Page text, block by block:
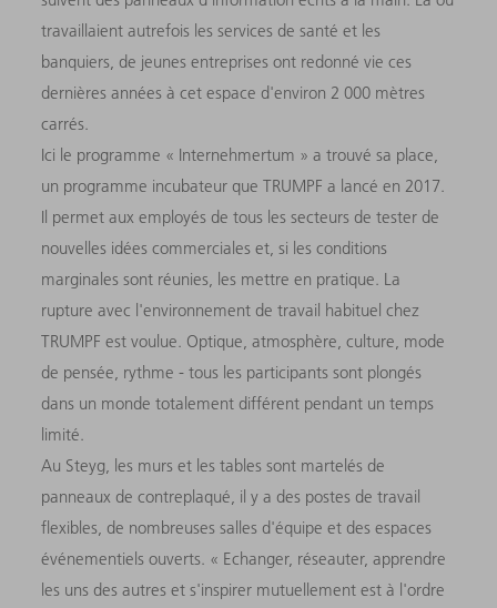
travaillaient autrefois les services de santé et les
banquiers, de jeunes entreprises ont redonné vie ces
dernières années à cet espace d'environ 2 000 mètres
carrés.
Ici le programme « Internehmertum » a trouvé sa place,
un programme incubateur que TRUMPF a lancé en 2017.
Il permet aux employés de tous les secteurs de tester de
nouvelles idées commerciales et, si les conditions
marginales sont réunies, les mettre en pratique. La
rupture avec l'environnement de travail habituel chez
TRUMPF est voulue. Optique, atmosphère, culture, mode
de pensée, rythme - tous les participants sont plongés
dans un monde totalement différent pendant un temps
limité.
Au Steyg, les murs et les tables sont martelés de
panneaux de contreplaqué, il y a des postes de travail
flexibles, de nombreuses salles d'équipe et des espaces
événementiels ouverts. « Echanger, réseauter, apprendre
les uns des autres et s'inspirer mutuellement est à l'ordre